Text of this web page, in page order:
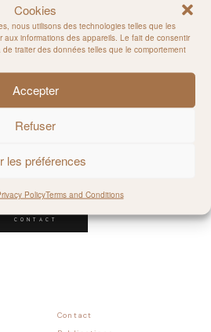
Cookies
nous utilisons des technologies telles que les
aux informations des appareils. Le fait de consentir
traiter des données telles que le comportement
Accepter
Refuser
les préférences
PolicyTerms and Conditions
Contact
CONTACT